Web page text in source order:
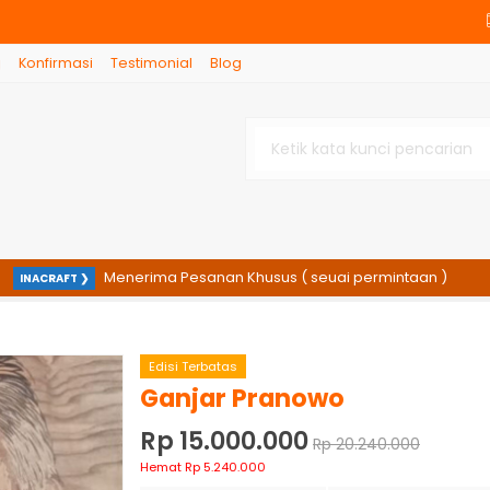
Konfirmasi Testimonial Blog
❯ Menerima Pesanan Khusus ( seuai permintaan )
Edisi Terbatas
Ganjar Pranowo
Rp 15.000.000 Rp 20.240.000
Hemat Rp 5.240.000